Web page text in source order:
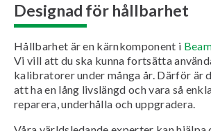
Designad för hållbarhet
Hållbarhet är en kärnkomponent i
Vi vill att du ska kunna fortsätta
kalibratorer under många år. Därför är
att ha en lång livslängd och vara så
reparera, underhålla och uppgradera.